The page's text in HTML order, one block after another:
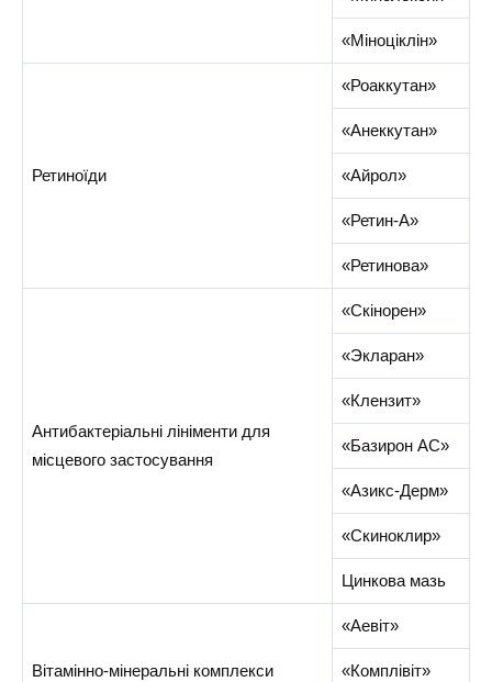
«Міноціклін»
Ретиноїди
«Роаккутан»
«Анеккутан»
«Айрол»
«Ретин-А»
«Ретинова»
Антибактеріальні лініменти для
місцевого застосування
«Скінорен»
«Экларан»
«Клензит»
«Базирон АС»
«Азикс-Дерм»
«Скиноклир»
Цинкова мазь
Вітамінно-мінеральні комплекси
«Аевіт»
«Комплівіт»